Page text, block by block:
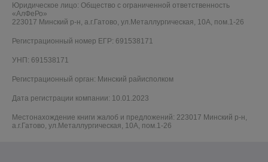
Юридическое лицо: Общество с ограниченной ответственность
«АлФеРо»
223017 Минский р-н, а.г.Гатово, ул.Металлургическая, 10А, пом.1-26
Регистрационный номер ЕГР: 691538171
УНП: 691538171
Регистрационный орган: Минский райисполком
Дата регистрации компании: 10.01.2023
Местонахождение книги жалоб и предложений: 223017 Минский р-н,
а.г.Гатово, ул.Металлургическая, 10А, пом.1-26